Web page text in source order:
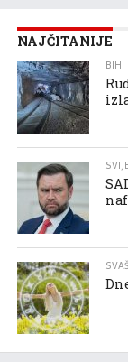
NAJČITANIJE
BIH